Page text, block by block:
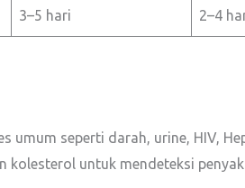
3–5 hari 2–4
umum seperti darah, urine, HIV,
kolesterol untuk mendeteksi